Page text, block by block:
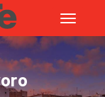
Toggle
Agricolo